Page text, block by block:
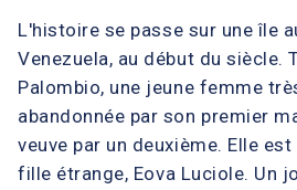
L'histoire se passe sur une île
Venezuela, au début du siècle.
Palombio, une jeune femme
abandonnée par son premier
veuve par un deuxième. Elle
fille étrange, Eova Luciole. Un